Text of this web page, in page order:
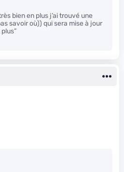
bien en plus j’ai trouvé une
savoir où)) qui sera mise à jour